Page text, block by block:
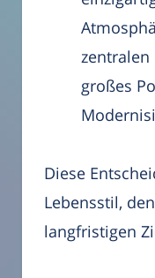
zentralen
großes
Diese
Lebensstil,
langfristigen